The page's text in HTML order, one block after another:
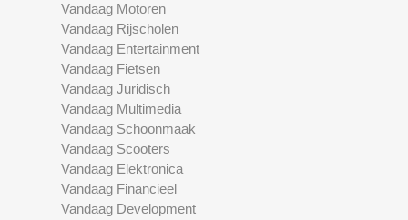
Vandaag Motoren
Vandaag Rijscholen
Vandaag Entertainment
Vandaag Fietsen
Vandaag Juridisch
Vandaag Multimedia
Vandaag Schoonmaak
Vandaag Scooters
Vandaag Elektronica
Vandaag Financieel
Vandaag Development